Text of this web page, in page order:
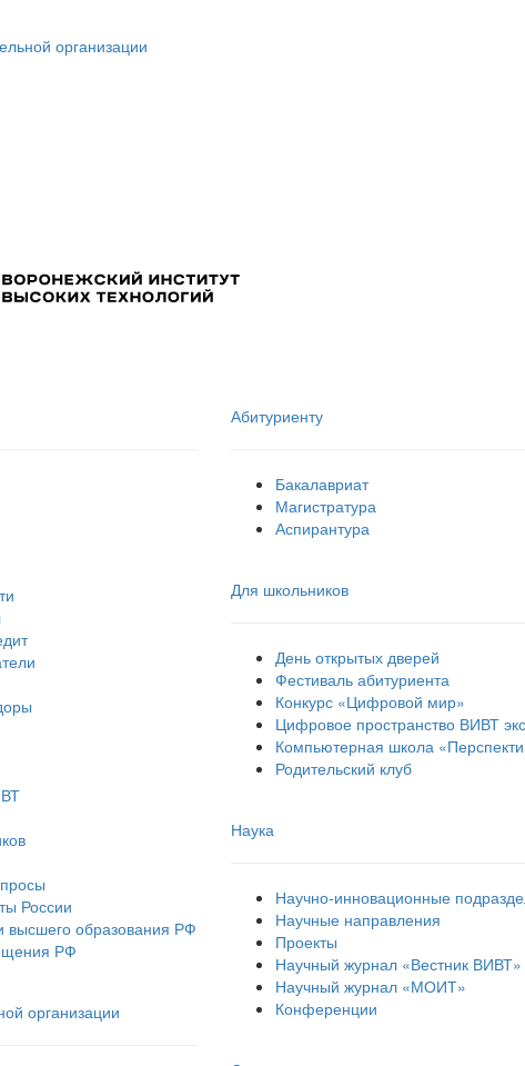
организации
России
высшего образования РФ
РФ
организации
Абитуриенту
Бакалавриат
Магистратура
Аспирантура
Для школьников
День открытых дверей
Фестиваль абитуриента
Конкурс «Цифровой мир»
Цифровое пространство ВИВТ
Компьютерная школа
Родительский клуб
Наука
Научно-инновационные
Научные направления
Проекты
Научный журнал «Вестник ВИВТ»
Научный журнал «МОИТ»
Конференции